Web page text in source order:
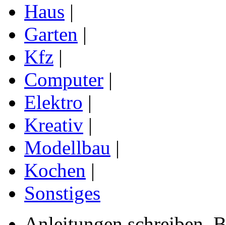
Haus |
Garten |
Kfz |
Computer |
Elektro |
Kreativ |
Modellbau |
Kochen |
Sonstiges